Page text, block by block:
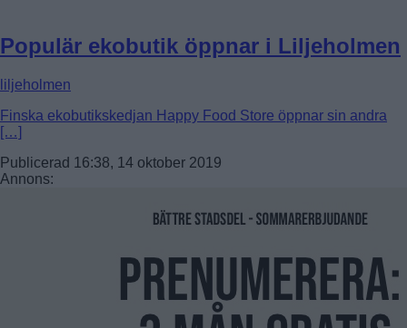
Populär ekobutik öppnar i Liljeholmen
liljeholmen
Finska ekobutikskedjan Happy Food Store öppnar sin andra
[…]
Publicerad 16:38, 14 oktober 2019
Annons: